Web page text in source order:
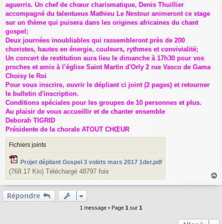
e
aguerris. Un chef de chœur charismatique, Denis Thuillier
accompagné du talentueux Mathieu Le Nestour animeront ce stage
sur un thème qui puisera dans les origines africaines du chant
gospel;
Deux journées inoubliables qui rassembleront près de 200
choristes, hautes en énergie, couleurs, rythmes et convivialité;
Un concert de restitution aura lieu le dimanche à 17h30 pour vos
proches et amis à l’église Saint Martin d'Orly 2 rue Vasco de Gama
Choisy le Roi
Pour vous inscrire, ouvrir le dépliant ci joint (2 pages) et retourner
le bulletin d'inscription.
Conditions spéciales pour les groupes de 10 personnes et plus.
Au plaisir de vous accueillir et de chanter ensemble
Deborah TIGRID
Présidente de la chorale ATOUT CHŒUR
Fichiers joints
Projet dépliant Gospel 3 volets mars 2017 1der.pdf
(768.17 Kio) Téléchargé 48797 fois
Répondre
1 message • Page 1 sur 1